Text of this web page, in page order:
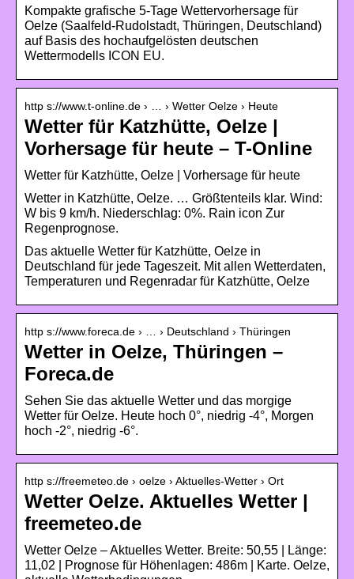
Kompakte grafische 5-Tage Wettervorhersage für
Oelze (Saalfeld-Rudolstadt, Thüringen, Deutschland)
auf Basis des hochaufgelösten deutschen
Wettermodells ICON EU.
http s://www.t-online.de › … › Wetter Oelze › Heute
Wetter für Katzhütte, Oelze |
Vorhersage für heute – T-Online
Wetter für Katzhütte, Oelze | Vorhersage für heute
Wetter in Katzhütte, Oelze. … Größtenteils klar. Wind:
W bis 9 km/h. Niederschlag: 0%. Rain icon Zur
Regenprognose.
Das aktuelle Wetter für Katzhütte, Oelze in
Deutschland für jede Tageszeit. Mit allen Wetterdaten,
Temperaturen und Regenradar für Katzhütte, Oelze
http s://www.foreca.de › … › Deutschland › Thüringen
Wetter in Oelze, Thüringen –
Foreca.de
Sehen Sie das aktuelle Wetter und das morgige
Wetter für Oelze. Heute hoch 0°, niedrig -4°, Morgen
hoch -2°, niedrig -6°.
http s://freemeteo.de › oelze › Aktuelles-Wetter › Ort
Wetter Oelze. Aktuelles Wetter |
freemeteo.de
Wetter Oelze – Aktuelles Wetter. Breite: 50,55 | Länge:
11,02 | Prognose für Höhenlagen: 486m | Karte. Oelze,